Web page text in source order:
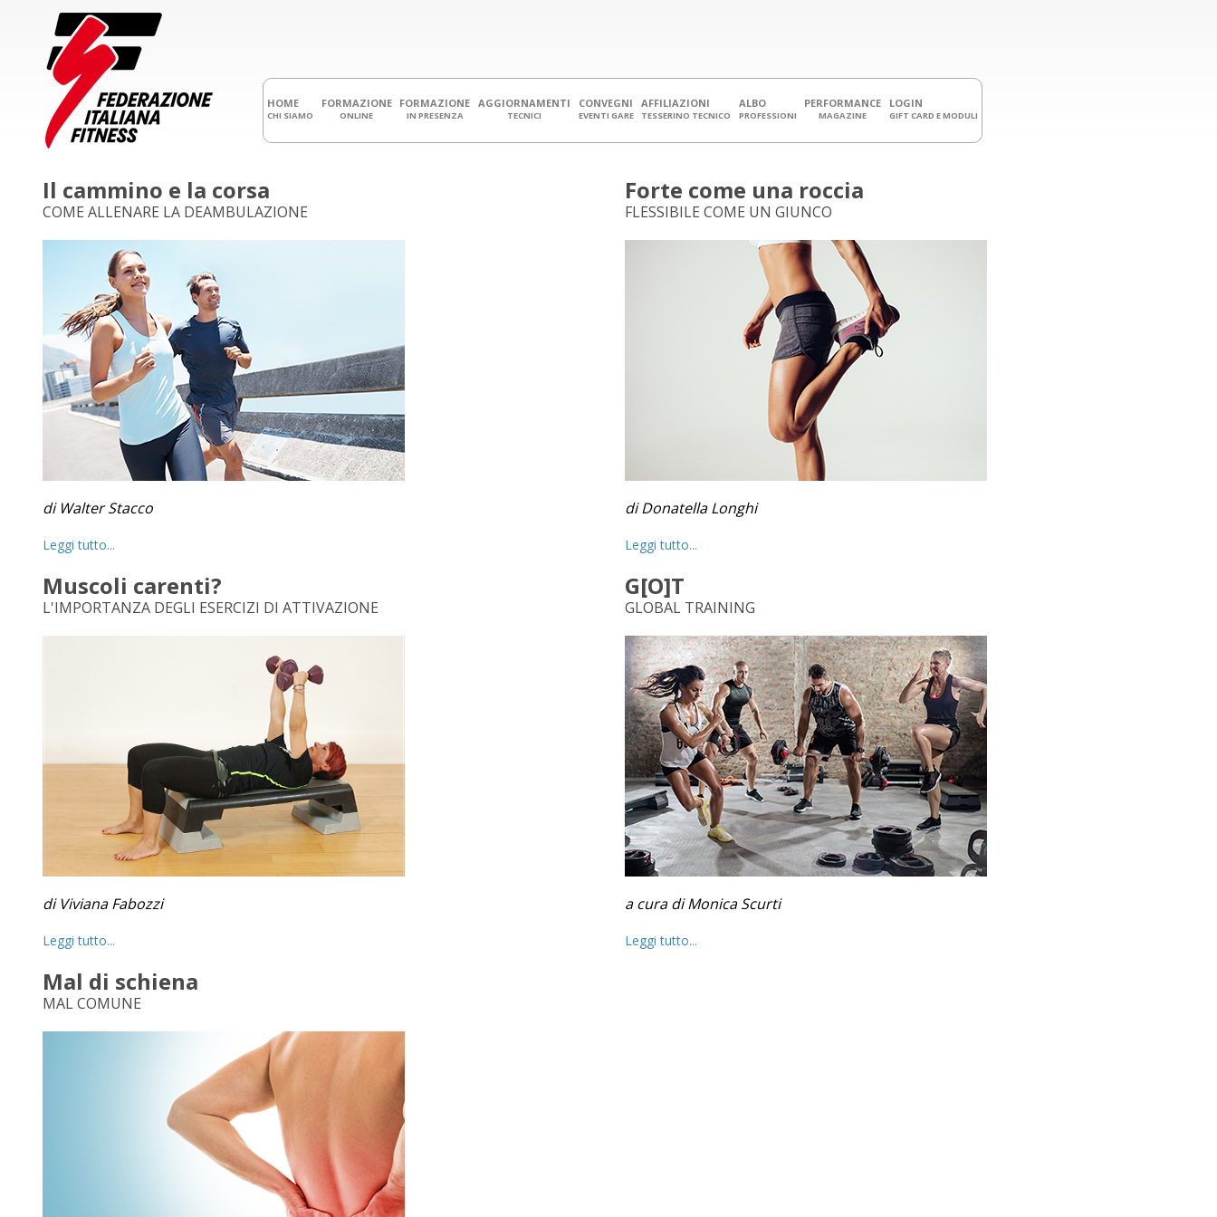
HOME
CHI SIAMO
FORMAZIONE
ONLINE
FORMAZIONE
IN PRESENZA
AGGIORNAMENTI
TECNICI
CONVEGNI
EVENTI GARE
AFFILIAZIONI
TESSERINO TECNICO
ALBO
PROFESSIONI
PERFORMANCE
MAGAZINE
LOGIN
GIFT CARD E MODULI
Il cammino e la corsa
COME ALLENARE LA DEAMBULAZIONE
di Walter Stacco
Leggi tutto...
Muscoli carenti?
L'IMPORTANZA DEGLI ESERCIZI DI ATTIVAZIONE
di Viviana Fabozzi
Leggi tutto...
Mal di schiena
MAL COMUNE
Forte come una roccia
FLESSIBILE COME UN GIUNCO
di Donatella Longhi
Leggi tutto...
G[O]T
GLOBAL TRAINING
a cura di Monica Scurti
Leggi tutto...